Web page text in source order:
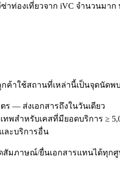
องเที่ยวจาก iVC จำนวนมา
ใช้สถานที่เหล่านี้เป็นจุดนัดพบ
ร — ส่งเอกสารถึงในวันเดียว
พสำหรับเคสที่มียอดบริการ ≥
ละบริการอื่น
มภาษณ์/ยื่นเอกสารแทนได้ทุกศู